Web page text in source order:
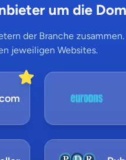
um die
der Branche
jeweiligen Websites.